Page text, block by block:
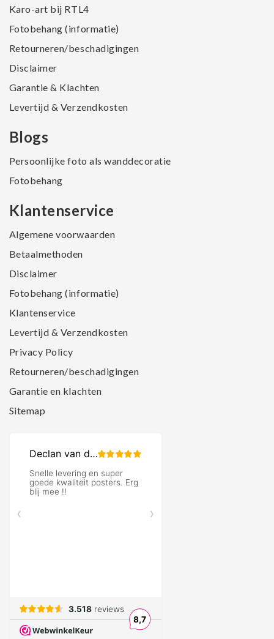
Karo-art bij RTL4
Fotobehang (informatie)
Retourneren/beschadigingen
Disclaimer
Garantie & Klachten
Levertijd & Verzendkosten
Blogs
Persoonlijke foto als wanddecoratie
Fotobehang
Klantenservice
Algemene voorwaarden
Betaalmethoden
Disclaimer
Fotobehang (informatie)
Klantenservice
Levertijd & Verzendkosten
Privacy Policy
Retourneren/beschadigingen
Garantie en klachten
Sitemap